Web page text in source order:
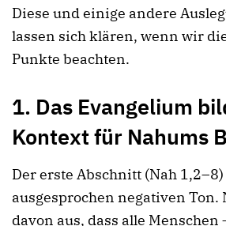
Diese und einige andere
lassen sich klären, wenn wir
Punkte beachten.
1. Das Evangelium
Kontext für Nahums
Der erste Abschnitt (Nah
ausgesprochen negativen Ton.
davon aus, dass alle